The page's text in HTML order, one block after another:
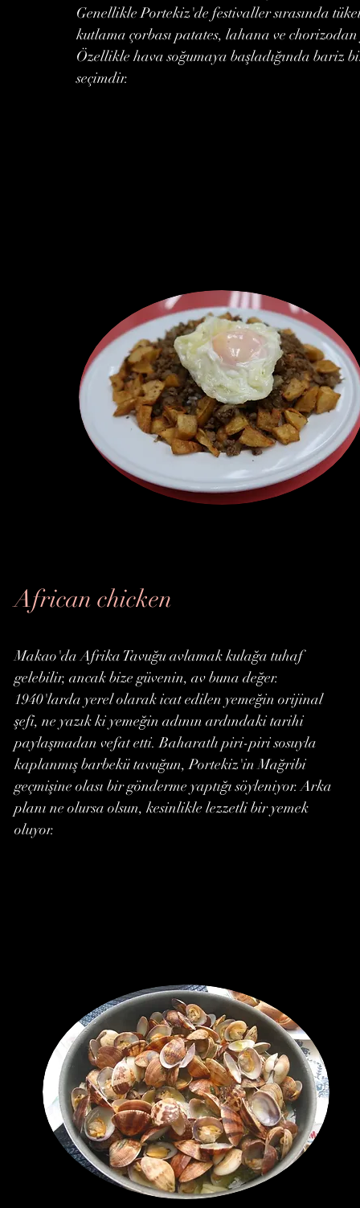
Genellikle Portekiz'de festivaller sırasında
kutlama çorbası patates, lahana ve chorizodan
Özellikle hava soğumaya başladığında bariz
seçimdir.
African chicken
Makao'da Afrika Tavuğu avlamak kulağa tuhaf
gelebilir, ancak bize güvenin, av buna değer.
1940'larda yerel olarak icat edilen yemeğin orijinal
şefi, ne yazık ki yemeğin adının ardındaki tarihi
paylaşmadan vefat etti. Baharatlı piri-piri sosuyla
kaplanmış barbekü tavuğun, Portekiz'in Mağribi
geçmişine olası bir gönderme yaptığı söyleniyor. Arka
planı ne olursa olsun, kesinlikle lezzetli bir yemek
oluyor.